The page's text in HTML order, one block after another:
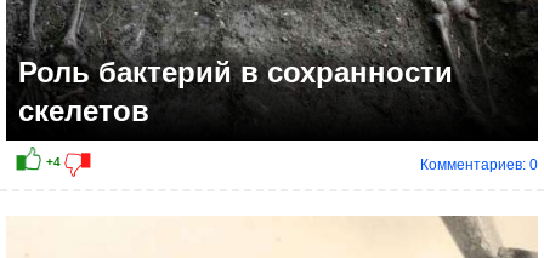
Роль бактерий в сохранности
скелетов
Комментариев: 0